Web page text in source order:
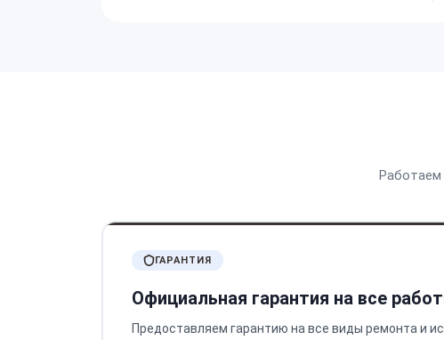
ГАРАНТИЯ
Официальная гарантия на все
Предоставляем гарантию на все виды ремонта и